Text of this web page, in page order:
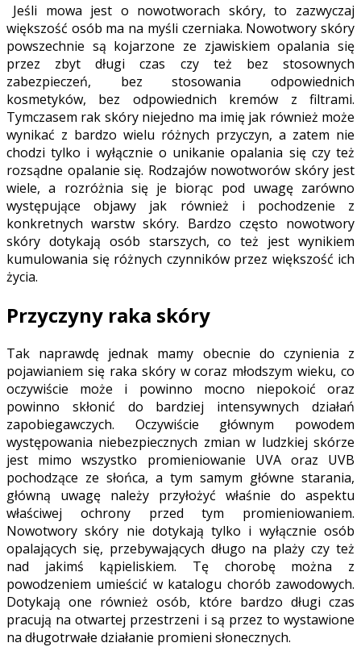
Jeśli mowa jest o nowotworach skóry, to zazwyczaj
większość osób ma na myśli czerniaka. Nowotwory skóry
powszechnie są kojarzone ze zjawiskiem opalania się
przez zbyt długi czas czy też bez stosownych
zabezpieczeń, bez stosowania odpowiednich
kosmetyków, bez odpowiednich kremów z filtrami.
Tymczasem rak skóry niejedno ma imię jak również może
wynikać z bardzo wielu różnych przyczyn, a zatem nie
chodzi tylko i wyłącznie o unikanie opalania się czy też
rozsądne opalanie się. Rodzajów nowotworów skóry jest
wiele, a rozróżnia się je biorąc pod uwagę zarówno
występujące objawy jak również i pochodzenie z
konkretnych warstw skóry. Bardzo często nowotwory
skóry dotykają osób starszych, co też jest wynikiem
kumulowania się różnych czynników przez większość ich
życia.
Przyczyny raka skóry
Tak naprawdę jednak mamy obecnie do czynienia z
pojawianiem się raka skóry w coraz młodszym wieku, co
oczywiście może i powinno mocno niepokoić oraz
powinno skłonić do bardziej intensywnych działań
zapobiegawczych. Oczywiście głównym powodem
występowania niebezpiecznych zmian w ludzkiej skórze
jest mimo wszystko promieniowanie UVA oraz UVB
pochodzące ze słońca, a tym samym główne starania,
główną uwagę należy przyłożyć właśnie do aspektu
właściwej ochrony przed tym promieniowaniem.
Nowotwory skóry nie dotykają tylko i wyłącznie osób
opalających się, przebywających długo na plaży czy też
nad jakimś kąpieliskiem. Tę chorobę można z
powodzeniem umieścić w katalogu chorób zawodowych.
Dotykają one również osób, które bardzo długi czas
pracują na otwartej przestrzeni i są przez to wystawione
na długotrwałe działanie promieni słonecznych.